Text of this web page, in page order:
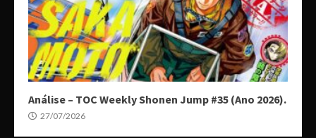
Análise – TOC Weekly Shonen Jump #35 (Ano 2026).
27/07/2026